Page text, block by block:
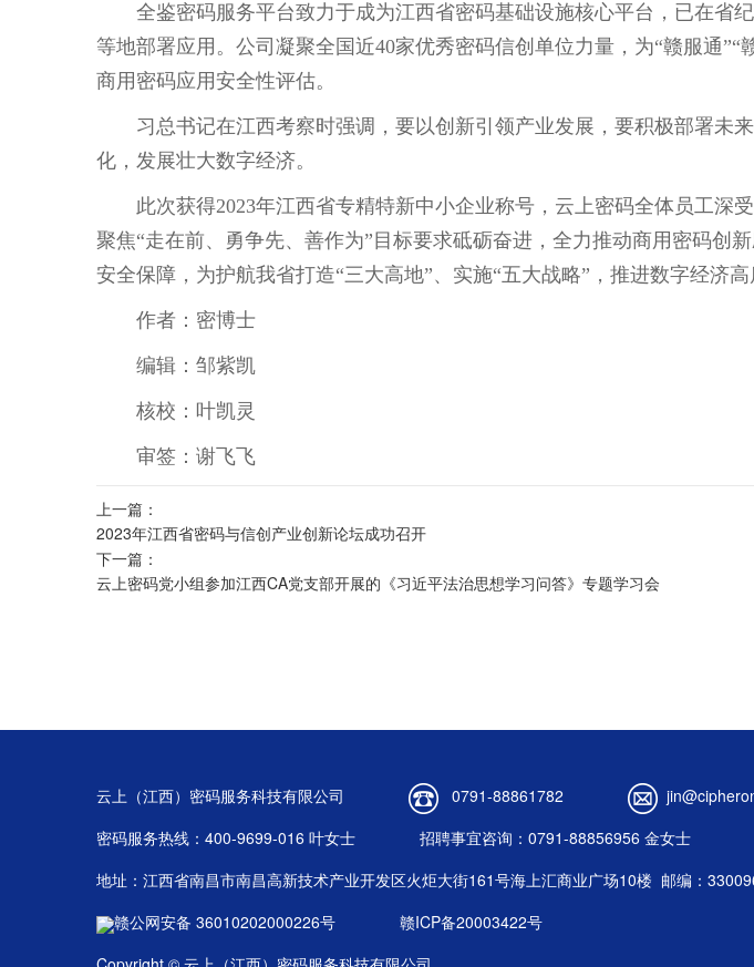
全鉴密码服务平台致力于成为江西省密码基础设施核心平台，已在省
等地部署应用。公司凝聚全国近40家优秀密码信创单位力量，为“赣服通”“
商用密码应用安全性评估。
习总书记在江西考察时强调，要以创新引领产业发展，要积极部署未
化，发展壮大数字经济。
此次获得2023年江西省专精特新中小企业称号，云上密码全体员工深
聚焦“走在前、勇争先、善作为” 目标要求砥砺奋进，全力推动商用密码创
安全保障，为护航我省打造“三大高地”、实施“五大战略” ，推进数字经济
作者：密博士
编辑：邹紫凯
核校：叶凯灵
审签：谢飞飞
上一篇：
2023年江西省密码与信创产业创新论坛成功召开
下一篇：
云上密码党小组参加江西CA党支部开展的《习近平法治思想学习问答》专题学习会
云上（江西）密码服务科技有限公司 0791-88861782
密码服务热线：400-9699-016 叶女士
招聘事宜咨询：0791-88856956 金女士
地址：江西省南昌市南昌高新技术产业开发区火炬大街161号海上汇商业广场10楼 邮编：
赣公网安备 36010202000226号
赣ICP备20003422号